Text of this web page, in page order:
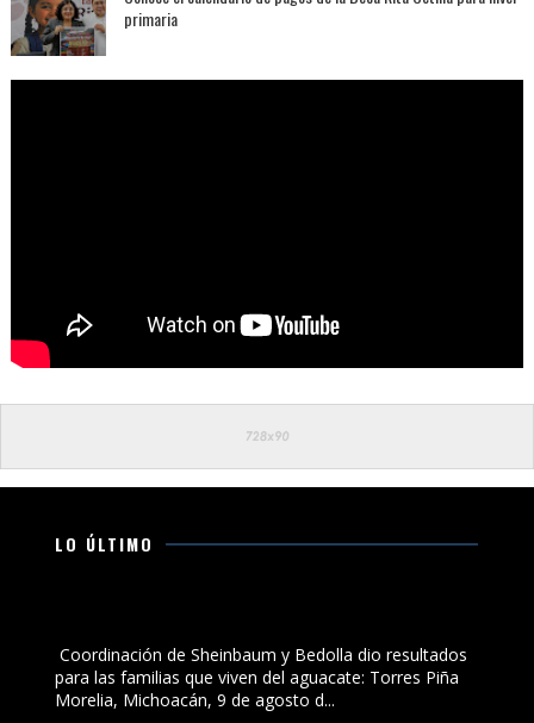
primaria
LO ÚLTIMO
Coordinación de Sheinbaum y Bedolla dio resultados
para las familias que viven del aguacate: Torres Piña
Morelia, Michoacán, 9 de agosto d...